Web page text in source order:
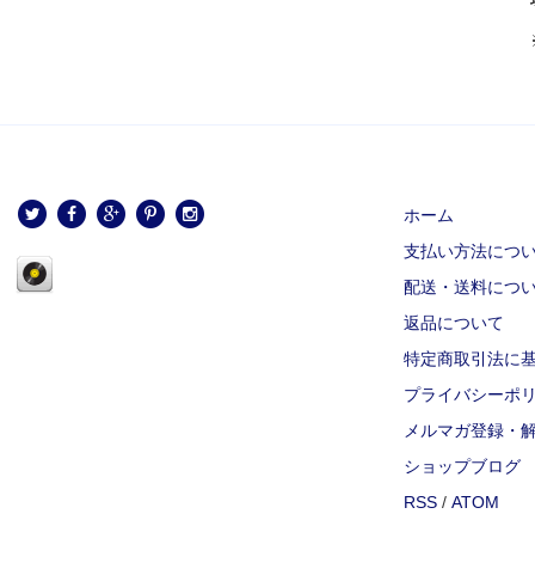
ホーム
支払い方法につ
配送・送料につ
返品について
特定商取引法に
プライバシーポ
メルマガ登録・
ショップブログ
RSS / ATOM